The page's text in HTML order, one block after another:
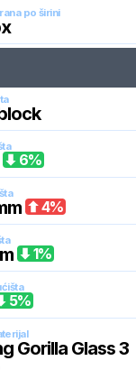
po širini
6%
4%
1%
5%
Gorilla Glass 3